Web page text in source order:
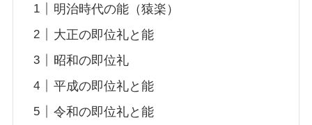
明治時代の能（猿楽）
大正の即位礼と能
昭和の即位礼
平成の即位礼と能
令和の即位礼と能